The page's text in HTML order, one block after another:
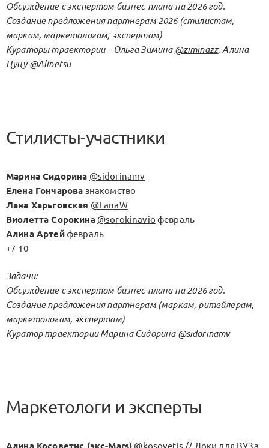
Обсуждение с экспертом бизнес-плана на 2026 год.
Создание предложения партнерам 2026 (стилистам,
маркам, маркетологам, экспертам)
Кураторы траектории – Ольга Зимина @ziminazz, Алина
Цуцу@Alinetsu
Стилисты-участники
Марина Сидорина @sidorinamv
Елена Гончарова знакомство
Лана Харьговская @LanaW
Виолетта Сорокина @sorokinavio февраль
Алина Артейфевраль
+7-10
Задачи:
Обсуждение с экспертом бизнес-плана на 2026 год.
Создание предложения партнерам (маркам, ритейлерам,
маркетологам, экспертам)
Куратор траектории Марина Сидорина @sidorinamv
Маркетологи и эксперты
Алина Косоветис (экс-Mars) @kosovetis // Доки для ВУЗа